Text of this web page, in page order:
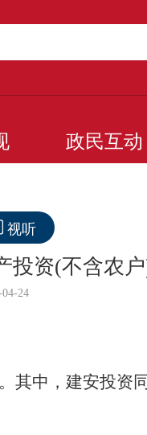
政民互动
视听
投资(不含农
24
其中，建安投资